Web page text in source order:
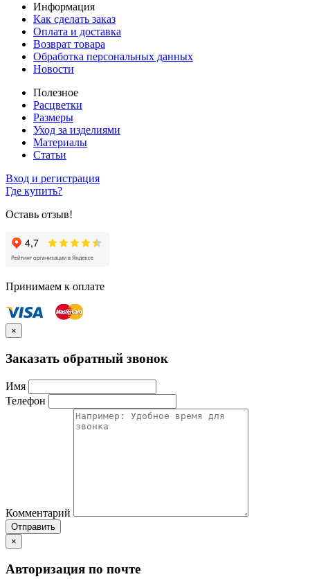
Информация
Как сделать заказ
Оплата и доставка
Возврат товара
Обработка персональных данных
Новости
Полезное
Расцветки
Размеры
Уход за изделиями
Материалы
Статьи
Вход и регистрация
Где купить?
Оставь отзыв!
Принимаем к оплате
×
Заказать обратный звонок
Имя
Телефон
Комментарий
Отправить
×
Авторизация по почте